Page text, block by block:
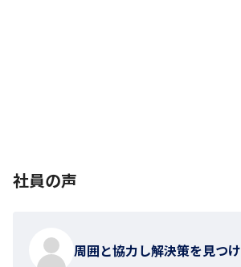
社員の声
周囲と協力し解決策を見つ